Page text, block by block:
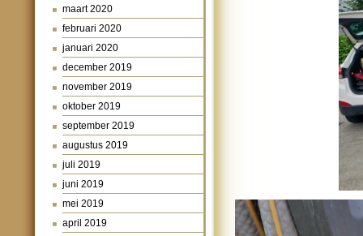
maart 2020
februari 2020
januari 2020
december 2019
november 2019
oktober 2019
september 2019
augustus 2019
juli 2019
juni 2019
mei 2019
april 2019